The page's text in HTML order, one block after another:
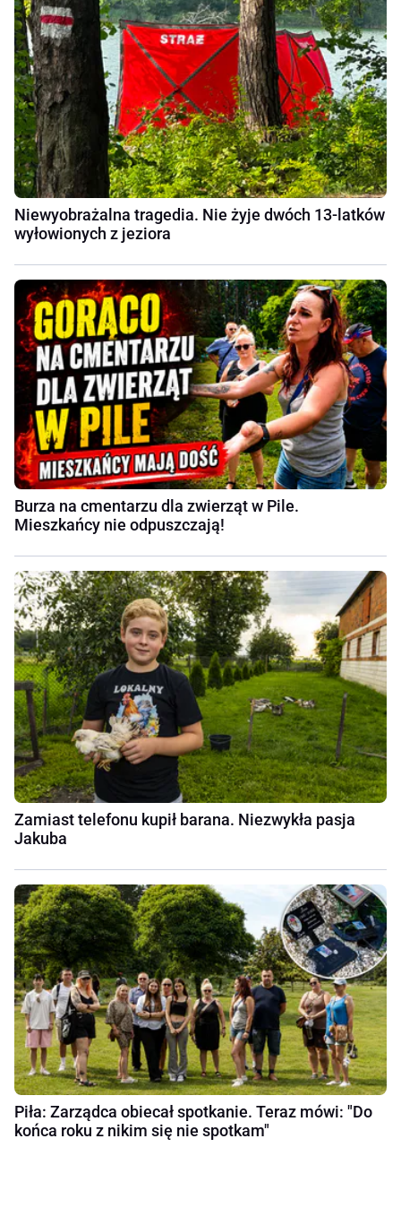
Niewyobrażalna tragedia. Nie żyje dwóch 13-latków
wyłowionych z jeziora
Burza na cmentarzu dla zwierząt w Pile.
Mieszkańcy nie odpuszczają!
Zamiast telefonu kupił barana. Niezwykła pasja
Jakuba
Piła: Zarządca obiecał spotkanie. Teraz mówi: "Do
końca roku z nikim się nie spotkam"